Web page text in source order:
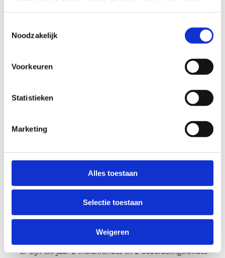
Noodzakelijk
Voorkeuren
Statistieken
Marketing
Alles toestaan
Selectie toestaan
Weigeren
wijzigingen meer aangebracht worden aan het
In het overzicht van je ingediende aanvragen kan
je elk dossier nu ook downloaden als pdf-bestand.
aanvraagformulier. Sport Vlaanderen zal in 2026
heel wat evenementen ter plaatse bezoeken en
ingevuld in het aanvraagdossier ook strookt met
Wanneer dien je een
aanvraag in?
Er zijn elk jaar 2 indienrondes en 2 beoordelingsrondes.